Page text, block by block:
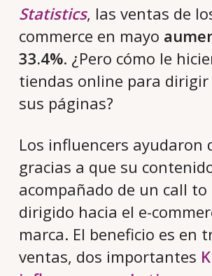
Statistics, las ventas de
commerce en mayo
33.4%. ¿Pero cómo le
tiendas online para
sus páginas?
Los influencers ayudaron
gracias a que su
acompañado de un call to
dirigido hacia el e-
marca. El beneficio es en
ventas, dos importantes